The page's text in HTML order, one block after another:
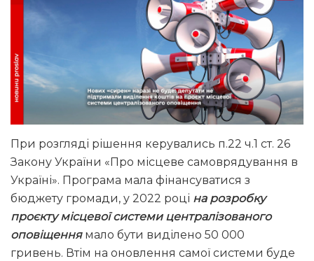
При розгляді рішення керувались п.22 ч.1 ст. 26
Закону України «Про місцеве самоврядування в
Україні». Програма мала фінансуватися з
бюджету громади, у 2022 році на розробку
проєкту місцевої системи централізованого
оповіщеннямало бути виділено 50 000
гривень. Втім на оновлення самої системи буде